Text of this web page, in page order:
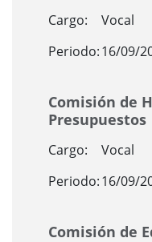
Cargo:
Vocal
Periodo:16/09/
Comisión de
Presupuestos
Cargo:
Vocal
Periodo:16/09/
Comisión de